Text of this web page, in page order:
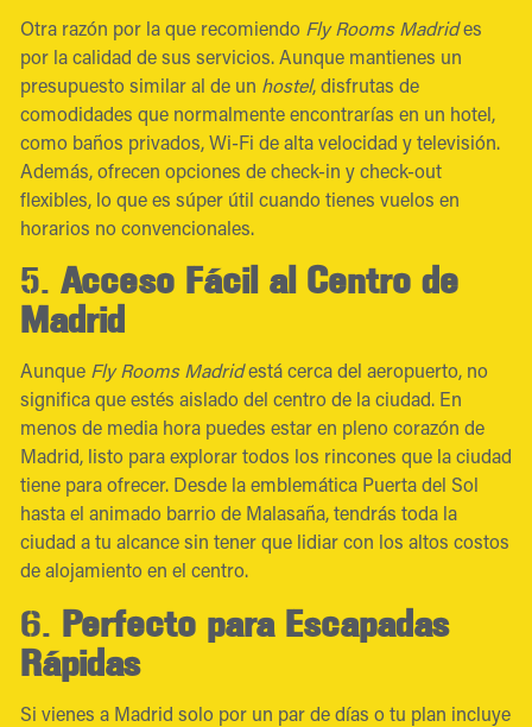
Otra razón por la que recomiendo Fly Rooms Madrides
por la calidad de sus servicios. Aunque mantienes un
presupuesto similar al de un hostel, disfrutas de
comodidades que normalmente encontrarías en un hotel,
como baños privados, Wi-Fi de alta velocidad y televisión.
Además, ofrecen opciones de check-in y check-out
flexibles, lo que es súper útil cuando tienes vuelos en
horarios no convencionales.
5. Acceso Fácil al Centro de
Madrid
Aunque Fly Rooms Madridestá cerca del aeropuerto, no
significa que estés aislado del centro de la ciudad. En
menos de media hora puedes estar en pleno corazón de
Madrid, listo para explorar todos los rincones que la ciudad
tiene para ofrecer. Desde la emblemática Puerta del Sol
hasta el animado barrio de Malasaña, tendrás toda la
ciudad a tu alcance sin tener que lidiar con los altos costos
de alojamiento en el centro.
6. Perfecto para Escapadas
Rápidas
Si vienes a Madrid solo por un par de días o tu plan incluye